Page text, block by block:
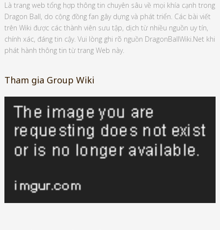
Là trang web tổng hợp thông tin chuyên sâu về mọi khía cạnh trong
Dragon Ball, do cộng đồng fan gây dựng và phát triển. Các bài viết
trên Wiki được các thành viên sưu tập, dịch từ nhiều nguồn uy tín,
chính xác, đáng tin cậy. Vui lòng ghi rõ nguồn DragonBallWiki.Net khi
phát hành thông tin từ trang Web này.
Tham gia Group Wiki